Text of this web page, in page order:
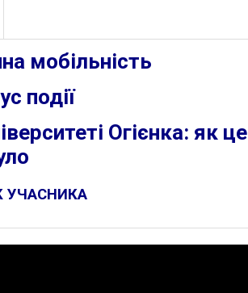
мобільність
події
Огієнка: як це
УЧАСНИКА